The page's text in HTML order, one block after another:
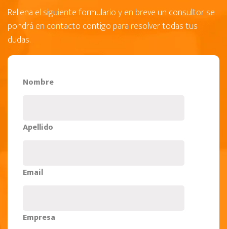
Rellena el siguiente formulario y en breve un consultor se
pondrá en contacto contigo para resolver todas tus
dudas.
Nombre
Apellido
Email
Empresa